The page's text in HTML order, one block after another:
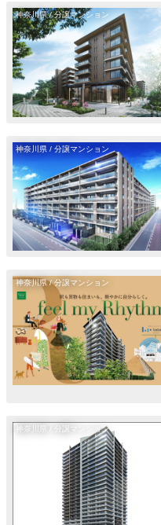
神奈川県 / 分譲マンション
神奈川県 / 分譲マンション
神奈川県 / 分譲マンション
神奈川県 / 分譲マンション